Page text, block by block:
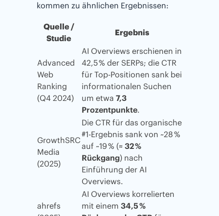
kommen zu ähnlichen Ergebnissen:
Quelle /
Studie
Ergebnis
Advanced
Web
Ranking
(Q4 2024)
AI Overviews erschienen in
42,5 % der SERPs; die CTR
für Top-Positionen sank bei
informationalen Suchen
um etwa 7,3
Prozentpunkte.
GrowthSRC
Media
(2025)
Die CTR für das organische
#1-Ergebnis sank von ~28 %
auf ~19 % (≈ 32 %
Rückgang) nach
Einführung der AI
Overviews.
ahrefs
AI Overviews korrelierten
mit einem 34,5 %